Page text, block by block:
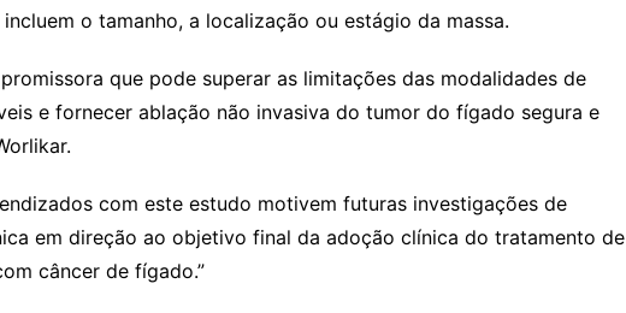
o tamanho, a localização ou estágio da massa.
que pode superar as limitações das modalidades de
e fornecer ablação não invasiva do tumor do fígado segura e
com este estudo motivem futuras investigações de
em direção ao objetivo final da adoção clínica do tratamento de
câncer de fígado.”